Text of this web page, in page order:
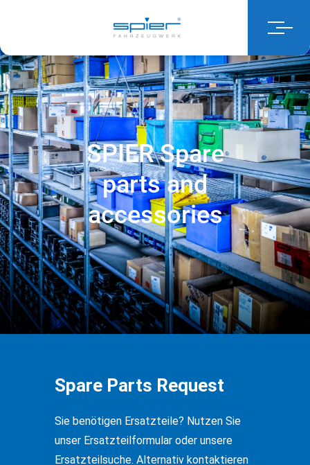
SPIER Spare
parts and
accessories
Spare Parts Request
Sie benötigen Ersatzteile? Nutzen Sie
unser Ersatzteilformular oder unsere
Ersatzteilsuche. Alternativ kontaktieren